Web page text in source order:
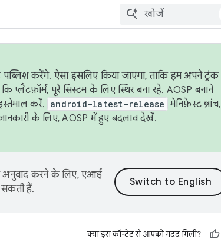
करेंगे. ऐसा इसलिए किया जाएगा, ताकि हम अपने ट्रंक
पूरे सिस्टम के लिए स्थिर बना रहे. AOSP बनाने
करें. android-latest-release मेनिफ़ेस्ट ब्रांच,
के लिए,AOSP में हुए बदलावदेखें.
अनुवाद करने के लिए, एआई
सकती हैं.
क्या इस कॉन्टेंट से आपको मदद मिली?